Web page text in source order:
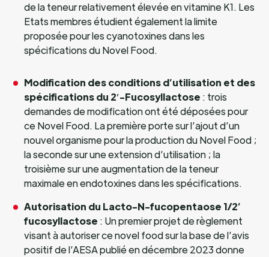
de la teneur relativement élevée en vitamine K1. Les
Etats membres étudient également la limite
proposée pour les cyanotoxines dans les
spécifications du Novel Food.
Modification des conditions d’utilisation et des
spécifications du 2′-Fucosyllactose : trois
demandes de modification ont été déposées pour
ce Novel Food. La première porte sur l’ajout d’un
nouvel organisme pour la production du Novel Food ;
la seconde sur une extension d’utilisation ; la
troisième sur une augmentation de la teneur
maximale en endotoxines dans les spécifications.
Autorisation du Lacto-N-fucopentaose 1/2’
fucosyllactose : Un premier projet de règlement
visant à autoriser ce novel food sur la base de l’avis
positif de l’AESA publié en décembre 2023 donne